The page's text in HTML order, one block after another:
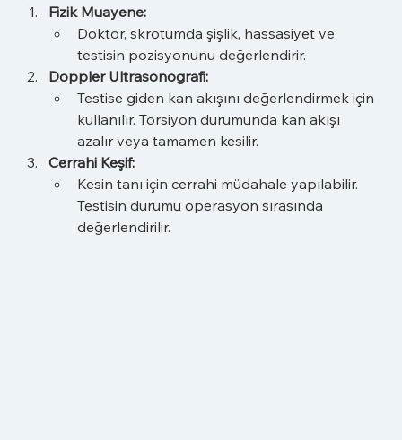
Fizik Muayene:
Doktor, skrotumda şişlik, hassasiyet ve
testisin pozisyonunu değerlendirir.
Doppler Ultrasonografi:
Testise giden kan akışını değerlendirmek için
kullanılır. Torsiyon durumunda kan akışı
azalır veya tamamen kesilir.
Cerrahi Keşif:
Kesin tanı için cerrahi müdahale yapılabilir.
Testisin durumu operasyon sırasında
değerlendirilir.